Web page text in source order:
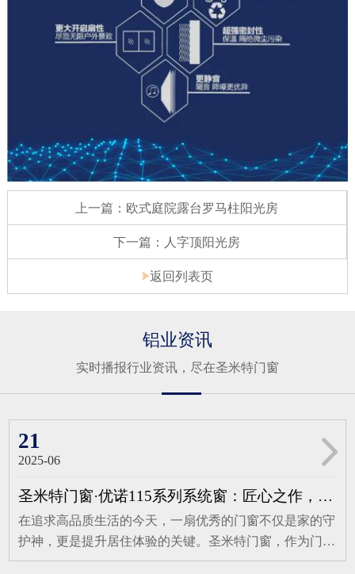
上一篇：欧式庭院露台罗马柱阳光房
下一篇：人字顶阳光房
返回列表页
铝业资讯
实时播报行业资讯，尽在圣米特门窗
21
2025-06
圣米特门窗·优诺115系列系统窗：匠心之作，定义高端居住新标准
在追求高品质生活的今天，一扇优秀的门窗不仅是家的守
护神，更是提升居住体验的关键。圣米特门窗，作为门窗
行业的佼佼者，匠心推出优诺115系列-6腔体结构恒温系